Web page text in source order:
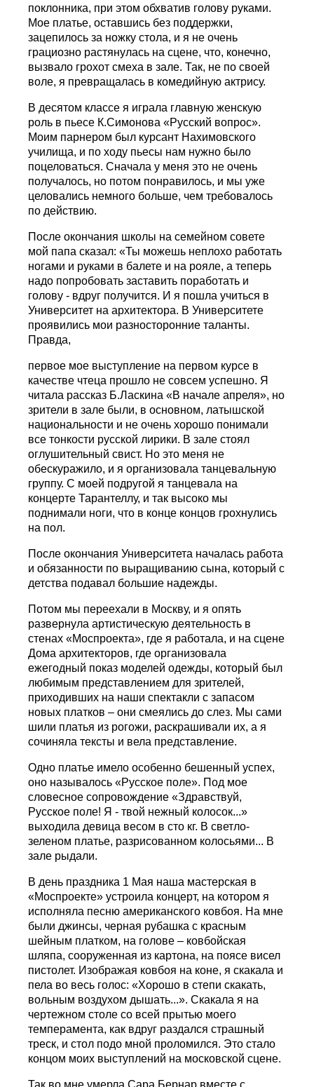
поклонника, при этом обхватив голову руками.
Мое платье, оставшись без поддержки,
зацепилось за ножку стола, и я не очень
грациозно растянулась на сцене, что, конечно,
вызвало грохот смеха в зале. Так, не по своей
воле, я превращалась в комедийную актрису.
В десятом классе я играла главную женскую
роль в пьесе К.Симонова «Русский вопрос».
Моим парнером был курсант Нахимовского
училища, и по ходу пьесы нам нужно было
поцеловаться. Сначала у меня это не очень
получалось, но потом понравилось, и мы уже
целовались немного больше, чем требовалось
по действию.
После окончания школы на семейном совете
мой папа сказал: «Ты можешь неплохо работать
ногами и руками в балете и на рояле, а теперь
надо попробовать заставить поработать и
голову - вдруг получится. И я пошла учиться в
Университет на архитектора. В Университете
проявились мои разносторонние таланты.
Правда,
первое мое выступление на первом курсе в
качестве чтеца прошло не совсем успешно. Я
читала рассказ Б.Ласкина «В начале апреля», но
зрители в зале были, в основном, латышской
национальности и не очень хорошо понимали
все тонкости русской лирики. В зале стоял
оглушительный свист. Но это меня не
обескуражило, и я организовала танцевальную
группу. С моей подругой я танцевала на
концерте Тарантеллу, и так высоко мы
поднимали ноги, что в конце концов грохнулись
на пол.
После окончания Университета началась работа
и обязанности по выращиванию сына, который с
детства подавал большие надежды.
Потом мы переехали в Москву, и я опять
развернула артистическую деятельность в
стенах «Моспроекта», где я работала, и на сцене
Дома архитекторов, где организовала
ежегодный показ моделей одежды, который был
любимым представлением для зрителей,
приходивших на наши спектакли с запасом
новых платков – они смеялись до слез. Мы сами
шили платья из рогожи, раскрашивали их, а я
сочиняла тексты и вела представление.
Одно платье имело особенно бешенный успех,
оно называлось «Русское поле». Под мое
словесное сопровождение «Здравствуй,
Русское поле! Я - твой нежный колосок...»
выходила девица весом в сто кг. В светло-
зеленом платье, разрисованном колосьями... В
зале рыдали.
В день праздника 1 Мая наша мастерская в
«Моспроекте» устроила концерт, на котором я
исполняла песню американского ковбоя. На мне
были джинсы, черная рубашка с красным
шейным платком, на голове – ковбойская
шляпа, сооруженная из картона, на поясе висел
пистолет. Изображая ковбоя на коне, я скакала и
пела во весь голос: «Хорошо в степи скакать,
вольным воздухом дышать...». Скакала я на
чертежном столе со всей прытью моего
темперамента, как вдруг раздался страшный
треск, и стол подо мной проломился. Это стало
концом моих выступлений на московской сцене.
Так во мне умерла Сара Бернар вместе с